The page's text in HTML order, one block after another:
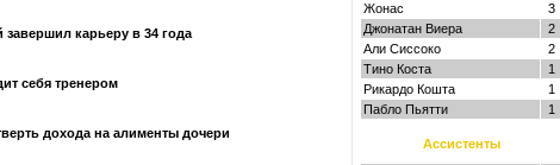
карьеру в 34 года
себя тренером
дохода на алименты дочери
Жонас
3
Джонатан Виера
2
Али Сиссоко
2
Тино Коста
1
Рикардо Кошта
1
Пабло Пьятти
1
Ассистенты